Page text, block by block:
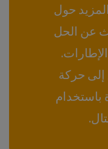
حول
عن الحل
إلى حركة
باستخدام